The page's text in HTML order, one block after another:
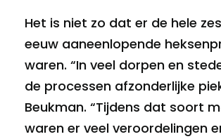
Het is niet zo dat er de hele
eeuw aaneenlopende
waren. “In veel dorpen en
de processen afzonderlijke
Beukman. “Tijdens dat soort
waren er veel veroordelingen